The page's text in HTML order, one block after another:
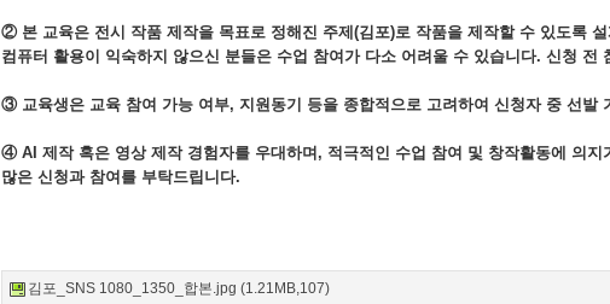
② 본 교육은 전시 작품 제작을 목표로 정해진 주제(김포)로 작품을 제작할 수 있도록
컴퓨터 활용이 익숙하지 않으신 분들은 수업 참여가 다소 어려울 수 있습니다. 신청 전
③ 교육생은 교육 참여 가능 여부, 지원동기 등을 종합적으로 고려하여 신청자 중 선발
④ AI 제작 혹은 영상 제작 경험자를 우대하며, 적극적인 수업 참여 및 창작활동에 의지
많은 신청과 참여를 부탁드립니다.
김포_SNS 1080_1350_합본.jpg (1.21MB,107)